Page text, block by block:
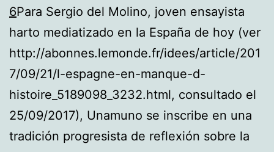
6Para Sergio del Molino, joven ensayista
harto mediatizado en la España de hoy (ver
http://abonnes.lemonde.fr/idees/article/201
7/09/21/l-espagne-en-manque-d-
histoire_5189098_3232.html, consultado el
25/09/2017), Unamuno se inscribe en una
tradición progresista de reflexión sobre la